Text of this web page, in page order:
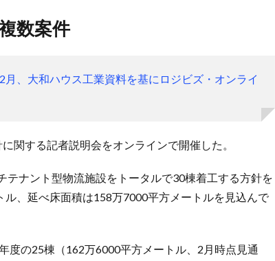
数案件
月、大和ハウス工業資料を基にロジビズ・オンライ
関する記者説明会をオンラインで開催した。
ナント型物流施設をトータルで30棟着工する方針を
、延べ床面積は158万7000平方メートルを見込んで
度の25棟（162万6000平方メートル、2月時点見通